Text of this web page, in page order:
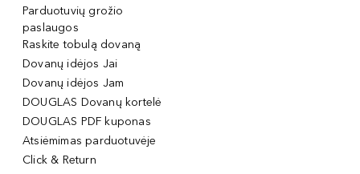
Parduotuvių grožio
paslaugos
Raskite tobulą dovaną
Dovanų idėjos Jai
Dovanų idėjos Jam
DOUGLAS Dovanų kortelė
DOUGLAS PDF kuponas
Atsiėmimas parduotuvėje
Click & Return